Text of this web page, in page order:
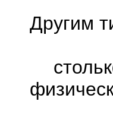
Другим